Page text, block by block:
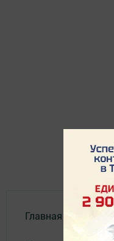
Главная